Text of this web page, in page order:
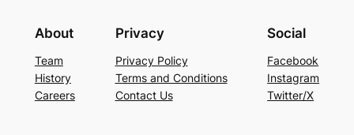
About
Team
History
Careers
Privacy
Privacy Policy
Terms and Conditions
Contact Us
Social
Facebook
Instagram
Twitter/X